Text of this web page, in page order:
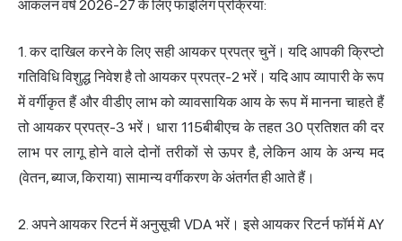
आकलन वर्ष 2026-27 के लिए फाइलिंग प्रक्रिया:
1. कर दाखिल करने के लिए सही आयकर प्रपत्र चुनें। यदि आपकी क्रिप्टो
गतिविधि विशुद्ध निवेश है तो आयकर प्रपत्र-2 भरें। यदि आप व्यापारी के रूप
में वर्गीकृत हैं और वीडीए लाभ को व्यावसायिक आय के रूप में मानना चाहते हैं
तो आयकर प्रपत्र-3 भरें। धारा 115बीबीएच के तहत 30 प्रतिशत की दर
लाभ पर लागू होने वाले दोनों तरीकों से ऊपर है, लेकिन आय के अन्य मद
(वेतन, ब्याज, किराया) सामान्य वर्गीकरण के अंतर्गत ही आते हैं।
2. अपने आयकर रिटर्न में अनुसूची VDA भरें। इसे आयकर रिटर्न फॉर्म में AY